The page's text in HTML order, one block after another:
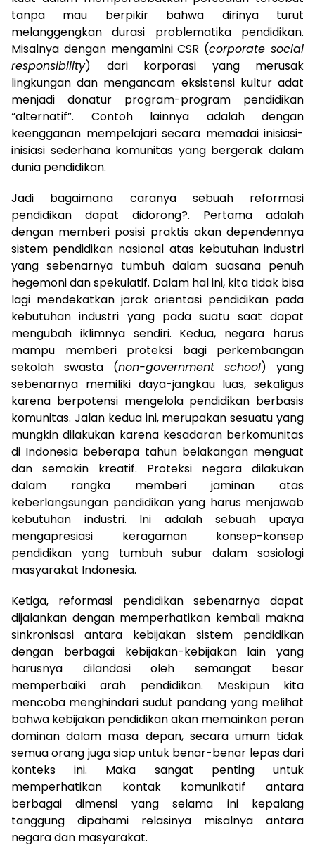
tanpa mau berpikir bahwa dirinya turut
melanggengkan durasi problematika pendidikan.
Misalnya dengan mengamini CSR (corporate social
responsibility) dari korporasi yang merusak
lingkungan dan mengancam eksistensi kultur adat
menjadi donatur program-program pendidikan
“alternatif”. Contoh lainnya adalah dengan
keengganan mempelajari secara memadai inisiasi-
inisiasi sederhana komunitas yang bergerak dalam
dunia pendidikan.
Jadi bagaimana caranya sebuah reformasi
pendidikan dapat didorong?. Pertama adalah
dengan memberi posisi praktis akan dependennya
sistem pendidikan nasional atas kebutuhan industri
yang sebenarnya tumbuh dalam suasana penuh
hegemoni dan spekulatif. Dalam hal ini, kita tidak bisa
lagi mendekatkan jarak orientasi pendidikan pada
kebutuhan industri yang pada suatu saat dapat
mengubah iklimnya sendiri. Kedua, negara harus
mampu memberi proteksi bagi perkembangan
sekolah swasta (non-government school) yang
sebenarnya memiliki daya-jangkau luas, sekaligus
karena berpotensi mengelola pendidikan berbasis
komunitas. Jalan kedua ini, merupakan sesuatu yang
mungkin dilakukan karena kesadaran berkomunitas
di Indonesia beberapa tahun belakangan menguat
dan semakin kreatif. Proteksi negara dilakukan
dalam rangka memberi jaminan atas
keberlangsungan pendidikan yang harus menjawab
kebutuhan industri. Ini adalah sebuah upaya
mengapresiasi keragaman konsep-konsep
pendidikan yang tumbuh subur dalam sosiologi
masyarakat Indonesia.
Ketiga, reformasi pendidikan sebenarnya dapat
dijalankan dengan memperhatikan kembali makna
sinkronisasi antara kebijakan sistem pendidikan
dengan berbagai kebijakan-kebijakan lain yang
harusnya dilandasi oleh semangat besar
memperbaiki arah pendidikan. Meskipun kita
mencoba menghindari sudut pandang yang melihat
bahwa kebijakan pendidikan akan memainkan peran
dominan dalam masa depan, secara umum tidak
semua orang juga siap untuk benar-benar lepas dari
konteks ini. Maka sangat penting untuk
memperhatikan kontak komunikatif antara
berbagai dimensi yang selama ini kepalang
tanggung dipahami relasinya misalnya antara
negara dan masyarakat.